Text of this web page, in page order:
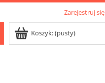
Zarejestruj się
Koszyk:(pusty)